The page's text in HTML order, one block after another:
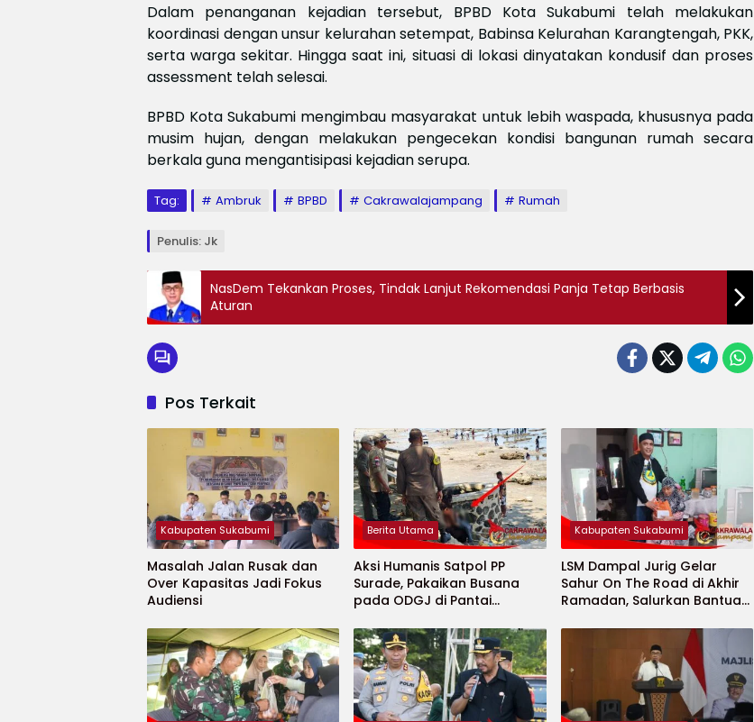
Dalam penanganan kejadian tersebut, BPBD Kota Sukabumi telah melakukan
koordinasi dengan unsur kelurahan setempat, Babinsa Kelurahan Karangtengah, PKK,
serta warga sekitar. Hingga saat ini, situasi di lokasi dinyatakan kondusif dan proses
assessment telah selesai.
BPBD Kota Sukabumi mengimbau masyarakat untuk lebih waspada, khususnya pada
musim hujan, dengan melakukan pengecekan kondisi bangunan rumah secara
berkala guna mengantisipasi kejadian serupa.
Tag: Ambruk BPBD Cakrawalajampang Rumah
Penulis: Jk
NasDem Tekankan Proses, Tindak Lanjut Rekomendasi Panja Tetap Berbasis
Aturan
Pos Terkait
Kabupaten Sukabumi
Masalah Jalan Rusak dan
Over Kapasitas Jadi Fokus
Audiensi
Berita Utama
Aksi Humanis Satpol PP
Surade, Pakaikan Busana
pada ODGJ di Pantai
Kabupaten Sukabumi
LSM Dampal Jurig Gelar
Sahur On The Road di Akhir
Ramadan, Salurkan Bantuan
Anak Yatim